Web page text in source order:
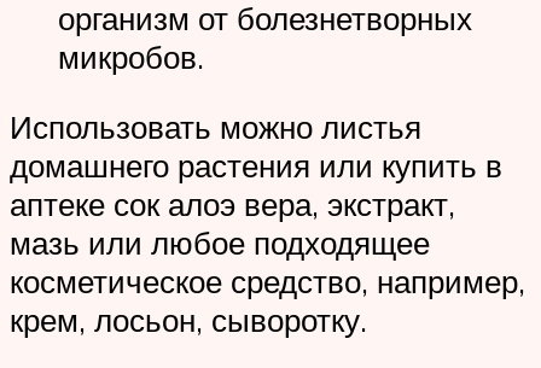
организм от болезнетворных
микробов.
Использовать можно листья
домашнего растения или купить в
аптеке сок алоэ вера, экстракт,
мазь или любое подходящее
косметическое средство, например,
крем, лосьон, сыворотку.